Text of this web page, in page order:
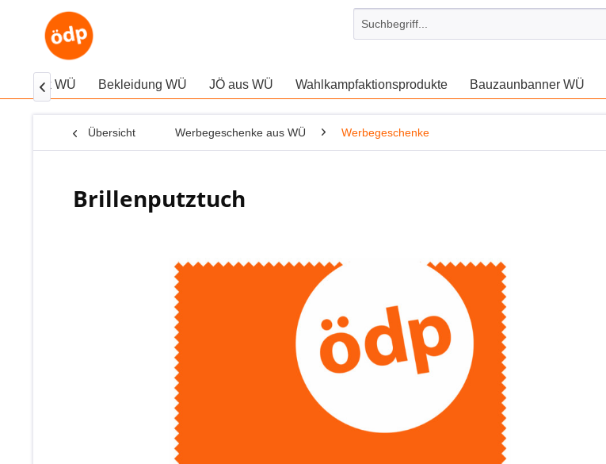
WÜ Bekleidung WÜ JÖ aus WÜ Wahlkampfaktionsprodukte Bauzaunbanner WÜ

Übersicht Werbegeschenke aus WÜ Werbegeschenke
Brillenputztuch